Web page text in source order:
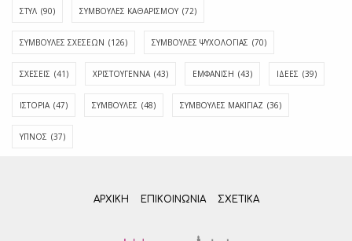
ΣΤΥΛ (90) ΣΥΜΒΟΥΛΕΣ ΚΑΘΑΡΙΣΜΟΥ (72)
ΣΥΜΒΟΥΛΕΣ ΣΧΕΣΕΩΝ (126) ΣΥΜΒΟΥΛΕΣ ΨΥΧΟΛΟΓΙΑΣ (70)
ΣΧΕΣΕΙΣ (41) ΧΡΙΣΤΟΥΓΕΝΝΑ (43) ΕΜΦΆΝΙΣΗ (43) ΙΔΈΕΣ (39)
ΙΣΤΟΡΊΑ (47) ΣΥΜΒΟΥΛΈΣ (48) ΣΥΜΒΟΥΛΈΣ ΜΑΚΙΓΙΆΖ (36)
ΎΠΝΟΣ (37)
ΑΡΧΙΚΗ ΕΠΙΚΟΙΝΩΝΊΑ ΣΧΕΤΙΚΆ